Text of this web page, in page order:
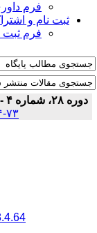
فرم داوری
ثبت نام و اشتراک
فرم ثبت
دوره ۲۸، شماره ۴ - ( ۴-۱۳۹۶ )
۷۳-۶۴